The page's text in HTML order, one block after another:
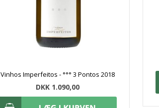
Vinhos Imperfeitos - °°° 3 Pontos 2018
DKK 1.090,00